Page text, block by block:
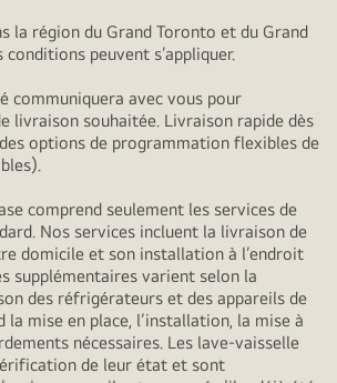
la région du Grand Toronto et du Grand
conditions peuvent s’appliquer.
communiquera avec vous pour
livraison souhaitée. Livraison rapide dès
options de programmation flexibles de
comprend seulement les services de
Nos services incluent la livraison de
domicile et son installation à l’endroit
supplémentaires varient selon la
des réfrigérateurs et des appareils de
la mise en place, l’installation, la mise à
nécessaires. Les lave-vaisselle
de leur état et sont